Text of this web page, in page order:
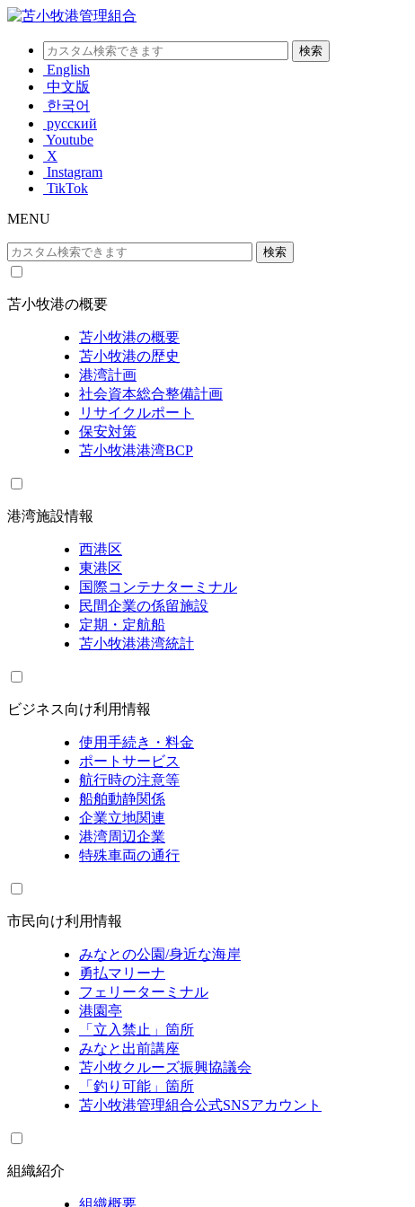
English
中文版
한국어
русский
Youtube
X
Instagram
TikTok
MENU
苫小牧港の概要
苫小牧港の概要
苫小牧港の歴史
港湾計画
社会資本総合整備計画
リサイクルポート
保安対策
苫小牧港港湾BCP
港湾施設情報
西港区
東港区
国際コンテナターミナル
民間企業の係留施設
定期・定航船
苫小牧港港湾統計
ビジネス向け利用情報
使用手続き・料金
ポートサービス
航行時の注意等
船舶動静関係
企業立地関連
港湾周辺企業
特殊車両の通行
市民向け利用情報
みなとの公園/身近な海岸
勇払マリーナ
フェリーターミナル
港園亭
「立入禁止」箇所
みなと出前講座
苫小牧クルーズ振興協議会
「釣り可能」箇所
苫小牧港管理組合公式SNSアカウント
組織紹介
組織概要